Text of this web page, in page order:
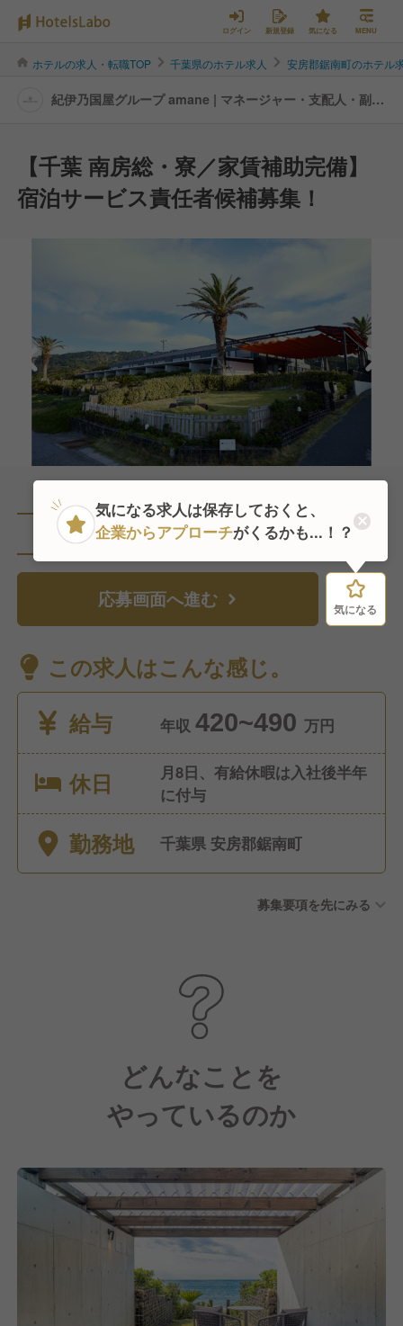
ログイン 新規登録 気になる MENU
ホテルの求人・転職TOP 千葉県のホテル求人 安房郡鋸南町のホテル
紀伊乃国屋グループ amane | マネージャー・支配人・副支
【千葉 南房総・寮／家賃補助完備】
宿泊サービス責任者候補募集！
直近1人がこの求人を検討中
応募画面へ進む 気になる
この求人はこんな感じ。
給与
年収 420~490 万円
休日
月8日、有給休暇は入社後半年
に付与
勤務地 千葉県 安房郡鋸南町
募集要項を先にみる
どんなことを
やっているのか
気になる
気になる求人は保存しておくと、
企業からアプローチがくるかも...！？